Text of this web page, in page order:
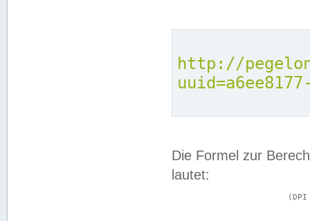
http://
Die Formel zur
lautet: